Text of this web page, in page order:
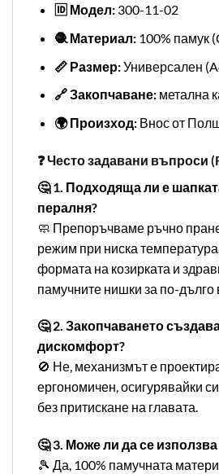
🆔 Модел:300-11-02
🧶 Материал:100% памук
📏 Размер:Универсален
🔗 Закопчаване:метална
🌍 Произход:Внос от
❓ Често задавани въпроси
🤔 1. Подходяща ли е
пералня?
🧼 Препоръчваме ръчно
режим при ниска
формата на козирката и
памучните нишки за по-дълго
🤔 2. Закопчаването
дискомфорт?
🚫 Не, механизмът е
ергономичен, осигурявайки
без притискане на главата.
🤔 3. Може ли да се използва
🎾 Да, 100% памучната